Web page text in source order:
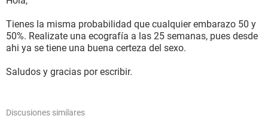
Tienes la misma probabilidad que cualquier embarazo 50 y
50%. Realizate una ecografía a las 25 semanas, pues desde
ahi ya se tiene una buena certeza del sexo.
Saludos y gracias por escribir.
Discusiones similares